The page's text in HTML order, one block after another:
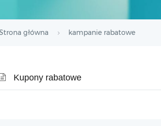
główna kampanie rabatowe
Kupony rabatowe